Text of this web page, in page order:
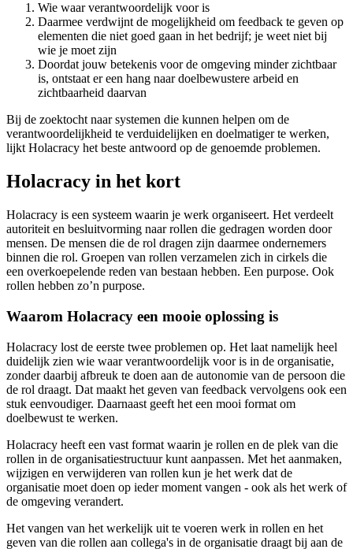
Wie waar verantwoordelijk voor is
Daarmee verdwijnt de mogelijkheid om feedback te geven op
elementen die niet goed gaan in het bedrijf; je weet niet bij
wie je moet zijn
Doordat jouw betekenis voor de omgeving minder zichtbaar
is, ontstaat er een hang naar doelbewustere arbeid en
zichtbaarheid daarvan
Bij de zoektocht naar systemen die kunnen helpen om de
verantwoordelijkheid te verduidelijken en doelmatiger te werken,
lijkt Holacracy het beste antwoord op de genoemde problemen.
Holacracy in het kort
Holacracy is een systeem waarin je werk organiseert. Het verdeelt
autoriteit en besluitvorming naar rollen die gedragen worden door
mensen. De mensen die de rol dragen zijn daarmee ondernemers
binnen die rol. Groepen van rollen verzamelen zich in cirkels die
een overkoepelende reden van bestaan hebben. Een purpose. Ook
rollen hebben zo’n purpose.
Waarom Holacracy een mooie oplossing is
Holacracy lost de eerste twee problemen op. Het laat namelijk heel
duidelijk zien wie waar verantwoordelijk voor is in de organisatie,
zonder daarbij afbreuk te doen aan de autonomie van de persoon die
de rol draagt. Dat maakt het geven van feedback vervolgens ook een
stuk eenvoudiger. Daarnaast geeft het een mooi format om
doelbewust te werken.
Holacracy heeft een vast format waarin je rollen en de plek van die
rollen in de organisatiestructuur kunt aanpassen. Met het aanmaken,
wijzigen en verwijderen van rollen kun je het werk dat de
organisatie moet doen op ieder moment vangen - ook als het werk of
de omgeving verandert.
Het vangen van het werkelijk uit te voeren werk in rollen en het
geven van die rollen aan collega's in de organisatie draagt bij aan de